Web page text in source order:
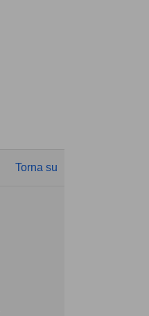
Torna su